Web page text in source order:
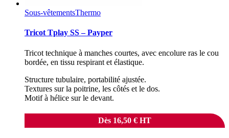
Sous-vêtementsThermo
Tricot Tplay SS – Payper
Tricot technique à manches courtes, avec encolure ras le cou
bordée, en tissu respirant et élastique.
Structure tubulaire, portabilité ajustée.
Textures sur la poitrine, les côtés et le dos.
Motif à hélice sur le devant.
Dès 16,50 € HT